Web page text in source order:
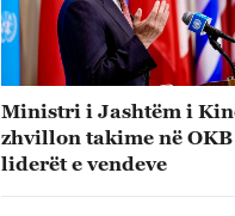
Ministri i Jashtëm i
zhvillon takime në OKB
liderët e vendeve